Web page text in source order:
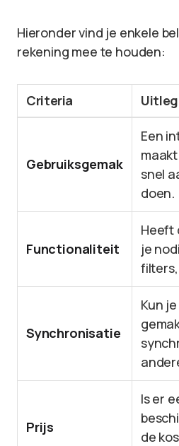
Hieronder vind je enkele
rekening mee te houden:
Criteria Uitleg
Gebruiksgemak
Een
snel
doen.
Functionaliteit
Heeft
je
Synchronisatie
Kun
Prijs
Is er
de